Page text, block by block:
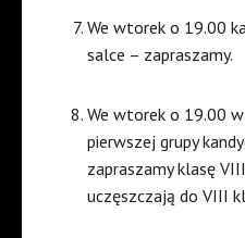
We wtorek o 19.00
salce – zapraszamy.
We wtorek o 19.00
pierwszej grupy
zapraszamy klasę
uczęszczają do VIII